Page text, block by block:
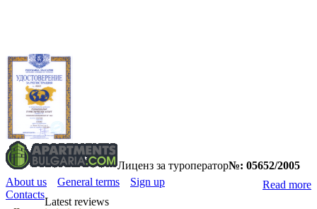
Лиценз за туроператор№: 05652/2005
Read more
About us General terms
Sign up
Contacts
Latest reviews